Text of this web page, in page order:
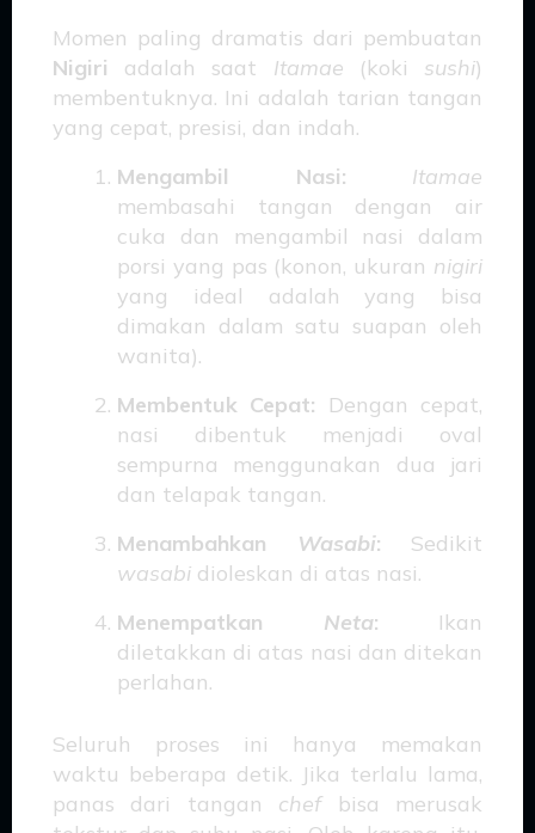
Momen paling dramatis dari pembuatan
Nigiri adalah saat Itamae (koki sushi)
membentuknya. Ini adalah tarian tangan
yang cepat, presisi, dan indah.
Mengambil Nasi:
Itamae
membasahi tangan dengan air
cuka dan mengambil nasi dalam
porsi yang pas (konon, ukuran nigiri
yang ideal adalah yang bisa
dimakan dalam satu suapan oleh
wanita).
Membentuk Cepat: Dengan cepat,
nasi dibentuk menjadi oval
sempurna menggunakan dua jari
dan telapak tangan.
Menambahkan
Wasabi: Sedikit
wasabidioleskan di atas nasi.
Menempatkan Neta: Ikan
diletakkan di atas nasi dan ditekan
perlahan.
Seluruh proses ini hanya memakan
waktu beberapa detik. Jika terlalu lama,
panas dari tangan chefbisa merusak